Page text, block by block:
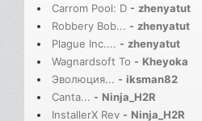
Carrom Pool: D - zhenyatut
Robbery Bob... - zhenyatut
Plague Inc.... - zhenyatut
Wagnardsoft To - Kheyoka
Эволюция... - iksman82
Canta... - Ninja_H2R
InstallerX Rev - Ninja_H2R